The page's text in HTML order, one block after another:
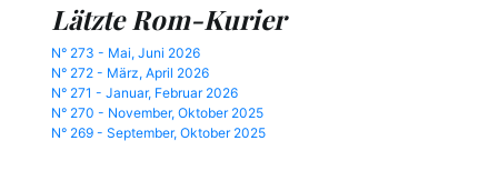
Lätzte Rom-Kurier
N° 273 - Mai, Juni 2026
N° 272 - März, April 2026
N° 271 - Januar, Februar 2026
N° 270 - November, Oktober 2025
N° 269 - September, Oktober 2025